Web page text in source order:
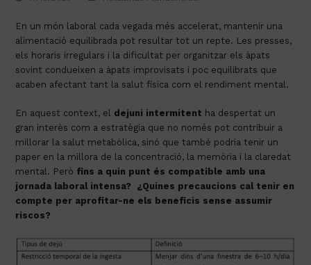
En un món laboral cada vegada més accelerat, mantenir una
alimentació equilibrada pot resultar tot un repte. Les presses,
els horaris irregulars i la dificultat per organitzar els àpats
sovint condueixen a àpats improvisats i poc equilibrats que
acaben afectant tant la salut física com el rendiment mental.
En aquest context, el dejuni intermitent ha despertat un
gran interès com a estratègia que no només pot contribuir a
millorar la salut metabòlica, sinó que també podria tenir un
paper en la millora de la concentració, la memòria i la claredat
mental. Però fins a quin punt és compatible amb una
jornada laboral intensa?
¿Quines precaucions cal tenir en
compte per aprofitar-ne els beneficis sense assumir
riscos?